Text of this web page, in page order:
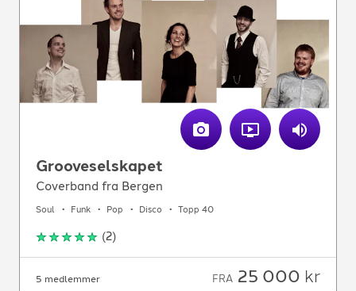
Grooveselskapet
Coverband fra Bergen
Soul Funk Pop Disco Topp 40
(2)
5 medlemmer FRA 25 000 kr